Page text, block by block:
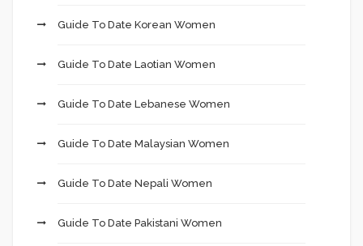
Guide To Date Korean Women
Guide To Date Laotian Women
Guide To Date Lebanese Women
Guide To Date Malaysian Women
Guide To Date Nepali Women
Guide To Date Pakistani Women